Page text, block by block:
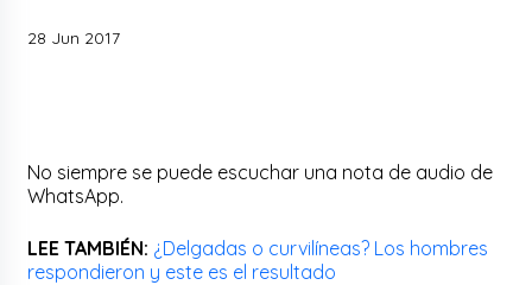
28 Jun 2017
No siempre se puede escuchar una nota de audio de
WhatsApp.
LEE TAMBIÉN: ¿Delgadas o curvilíneas? Los hombres
respondieron y este es el resultado